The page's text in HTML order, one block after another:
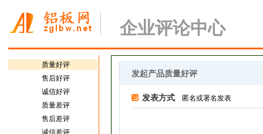
企业评论中心
质量好评
售后好评
诚信好评
质量差评
售后差评
诚信差评